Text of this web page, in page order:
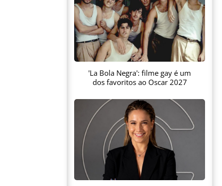
'La Bola Negra': filme gay é um
dos favoritos ao Oscar 2027